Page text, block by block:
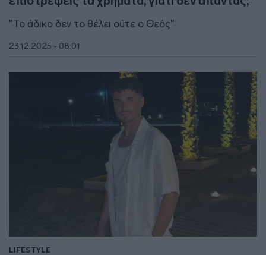
"Το άδικο δεν το θέλει ούτε ο Θεός"
23.12.2025 - 08:01
LIFESTYLE